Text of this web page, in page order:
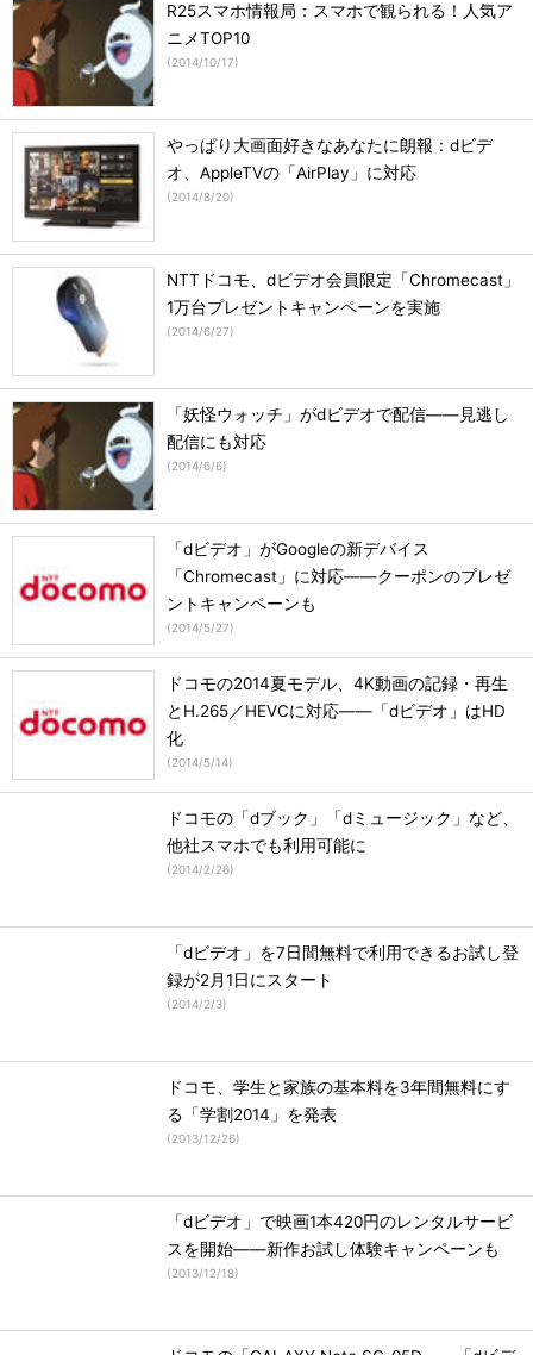
R25スマホ情報局：スマホで観られる！人気ア
ニメTOP10
(2014/10/17)
やっぱり大画面好きなあなたに朗報：dビデ
オ、AppleTVの「AirPlay」に対応
(2014/8/20)
NTTドコモ、dビデオ会員限定「Chromecast」
1万台プレゼントキャンペーンを実施
(2014/6/27)
「妖怪ウォッチ」がdビデオで配信――見逃し
配信にも対応
(2014/6/6)
「dビデオ」がGoogleの新デバイス
「Chromecast」に対応――クーポンのプレゼ
ントキャンペーンも
(2014/5/27)
ドコモの2014夏モデル、4K動画の記録・再生
とH.265／HEVCに対応――「dビデオ」はHD
化
(2014/5/14)
ドコモの「dブック」「dミュージック」など、
他社スマホでも利用可能に
(2014/2/26)
「dビデオ」を7日間無料で利用できるお試し登
録が2月1日にスタート
(2014/2/3)
ドコモ、学生と家族の基本料を3年間無料にす
る「学割2014」を発表
(2013/12/26)
「dビデオ」で映画1本420円のレンタルサービ
スを開始――新作お試し体験キャンペーンも
(2013/12/18)